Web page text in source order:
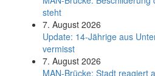
steht
7. August 2026
Update: 14-Jährige aus
vermisst
7. August 2026
MAN-Brücke: Stadt reagiert